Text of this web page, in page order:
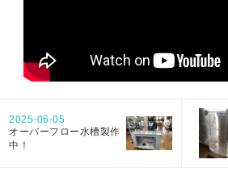
2025-06-05
オーバーフロー水槽製作
中！